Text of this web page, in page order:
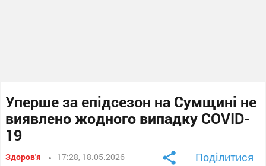
Уперше за епідсезон на Сумщині не
виявлено жодного випадку COVID-
19
Здоров'я 17:28, 18.05.2026 Поділитися